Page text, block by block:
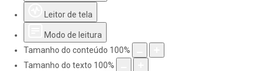
Leitor de tela
Modo de leitura
Tamanho do conteúdo 100%
Tamanho do texto 100%